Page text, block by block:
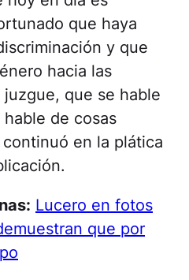
que haya
y que
hacia las
que se hable
de cosas
en la plática
Lucero en fotos
que por